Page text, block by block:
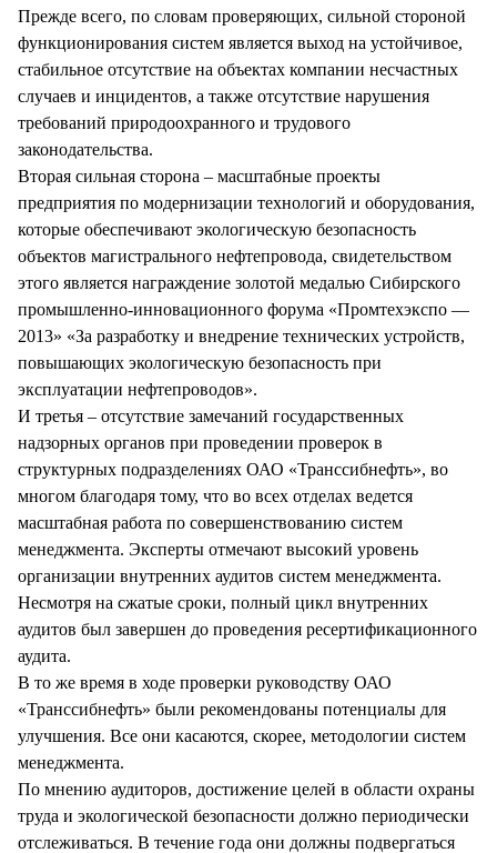
Прежде всего, по словам проверяющих, сильной стороной
функционирования систем является выход на устойчивое,
стабильное отсутствие на объектах компании несчастных
случаев и инцидентов, а также отсутствие нарушения
требований природоохранного и трудового
законодательства.
Вторая сильная сторона – масштабные проекты
предприятия по модернизации технологий и оборудования,
которые обеспечивают экологическую безопасность
объектов магистрального нефтепровода, свидетельством
этого является награждение золотой медалью Сибирского
промышленно-инновационного форума «Промтехэкспо —
2013» «За разработку и внедрение технических устройств,
повышающих экологическую безопасность при
эксплуатации нефтепроводов».
И третья – отсутствие замечаний государственных
надзорных органов при проведении проверок в
структурных подразделениях ОАО «Транссибнефть», во
многом благодаря тому, что во всех отделах ведется
масштабная работа по совершенствованию систем
менеджмента. Эксперты отмечают высокий уровень
организации внутренних аудитов систем менеджмента.
Несмотря на сжатые сроки, полный цикл внутренних
аудитов был завершен до проведения ресертификационного
аудита.
В то же время в ходе проверки руководству ОАО
«Транссибнефть» были рекомендованы потенциалы для
улучшения. Все они касаются, скорее, методологии систем
менеджмента.
По мнению аудиторов, достижение целей в области охраны
труда и экологической безопасности должно периодически
отслеживаться. В течение года они должны подвергаться